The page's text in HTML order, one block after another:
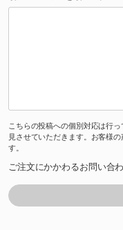
こちらの投稿への個別対応は行
見させていただきます。お客様
す。
ご注文にかかわるお問い合